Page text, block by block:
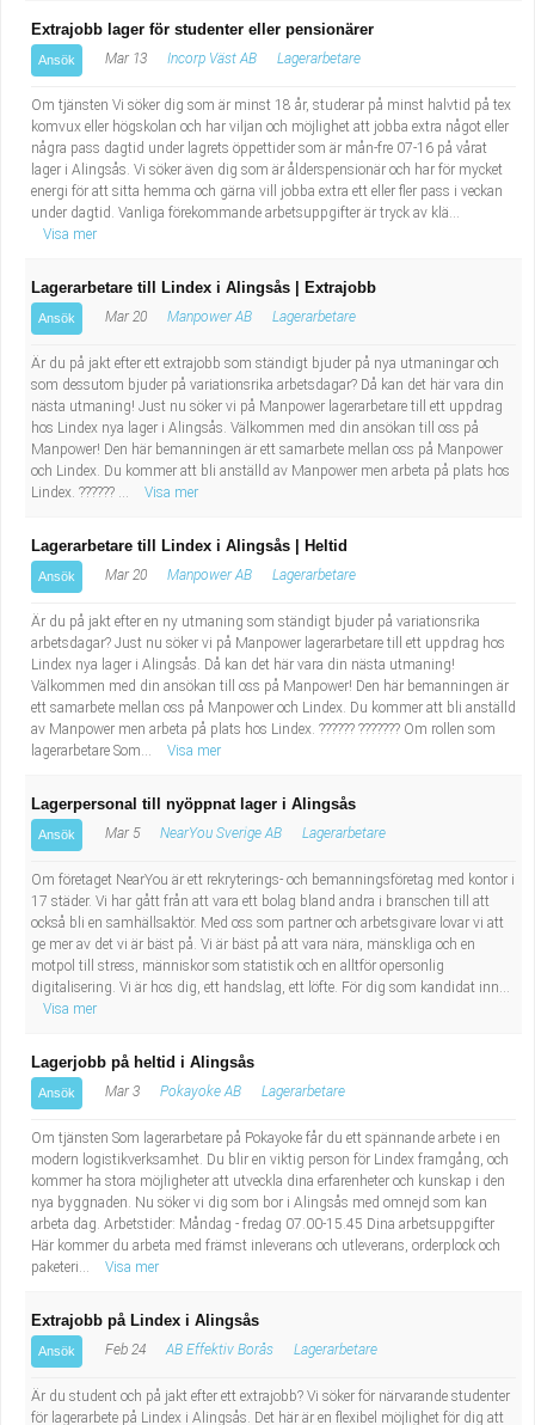
Extrajobb lager för studenter eller pensionärer
Ansök Mar 13 Incorp Väst AB Lagerarbetare
Om tjänsten Vi söker dig som är minst 18 år, studerar på minst halvtid på tex
komvux eller högskolan och har viljan och möjlighet att jobba extra något eller
några pass dagtid under lagrets öppettider som är mån-fre 07-16 på vårat
lager i Alingsås. Vi söker även dig som är ålderspensionär och har för mycket
energi för att sitta hemma och gärna vill jobba extra ett eller fler pass i veckan
under dagtid. Vanliga förekommande arbetsuppgifter är tryck av klä...
Visa mer
Lagerarbetare till Lindex i Alingsås | Extrajobb
Ansök Mar 20 Manpower AB Lagerarbetare
Är du på jakt efter ett extrajobb som ständigt bjuder på nya utmaningar och
som dessutom bjuder på variationsrika arbetsdagar? Då kan det här vara din
nästa utmaning! Just nu söker vi på Manpower lagerarbetare till ett uppdrag
hos Lindex nya lager i Alingsås. Välkommen med din ansökan till oss på
Manpower! Den här bemanningen är ett samarbete mellan oss på Manpower
och Lindex. Du kommer att bli anställd av Manpower men arbeta på plats hos
Lindex. ?????? ...
Visa mer
Lagerarbetare till Lindex i Alingsås | Heltid
Ansök Mar 20 Manpower AB Lagerarbetare
Är du på jakt efter en ny utmaning som ständigt bjuder på variationsrika
arbetsdagar? Just nu söker vi på Manpower lagerarbetare till ett uppdrag hos
Lindex nya lager i Alingsås. Då kan det här vara din nästa utmaning!
Välkommen med din ansökan till oss på Manpower! Den här bemanningen är
ett samarbete mellan oss på Manpower och Lindex. Du kommer att bli anställd
av Manpower men arbeta på plats hos Lindex. ?????? ??????? Om rollen som
lagerarbetare Som...
Visa mer
Lagerpersonal till nyöppnat lager i Alingsås
Ansök Mar 5 NearYou Sverige AB Lagerarbetare
Om företaget NearYou är ett rekryterings- och bemanningsföretag med kontor i
17 städer. Vi har gått från att vara ett bolag bland andra i branschen till att
också bli en samhällsaktör. Med oss som partner och arbetsgivare lovar vi att
ge mer av det vi är bäst på. Vi är bäst på att vara nära, mänskliga och en
motpol till stress, människor som statistik och en alltför opersonlig
digitalisering. Vi är hos dig, ett handslag, ett löfte. För dig som kandidat inn...
Visa mer
Lagerjobb på heltid i Alingsås
Ansök Mar 3 Pokayoke AB Lagerarbetare
Om tjänsten Som lagerarbetare på Pokayoke får du ett spännande arbete i en
modern logistikverksamhet. Du blir en viktig person för Lindex framgång, och
kommer ha stora möjligheter att utveckla dina erfarenheter och kunskap i den
nya byggnaden. Nu söker vi dig som bor i Alingsås med omnejd som kan
arbeta dag. Arbetstider: Måndag - fredag 07.00-15.45 Dina arbetsuppgifter
Här kommer du arbeta med främst inleverans och utleverans, orderplock och
paketeri...
Visa mer
Extrajobb på Lindex i Alingsås
Ansök Feb 24 AB Effektiv Borås Lagerarbetare
Är du student och på jakt efter ett extrajobb? Vi söker för närvarande studenter
för lagerarbete på Lindex i Alingsås. Det här är en flexibel möjlighet för dig att